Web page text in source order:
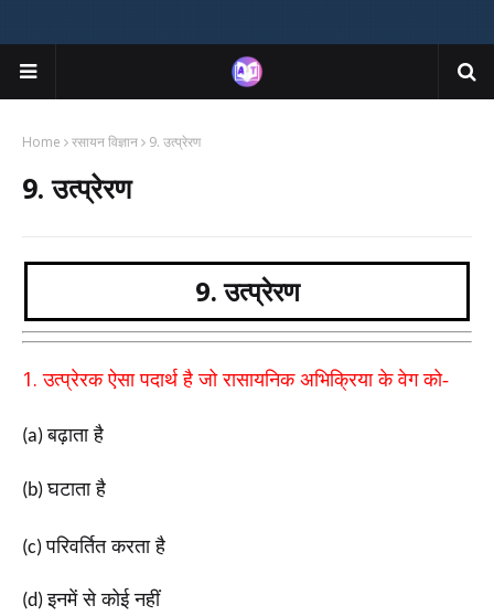
Home रसायन विज्ञान 9. उत्प्रेरण
9. उत्प्रेरण
9. उत्प्रेरण
1.उत्प्रेरक ऐसा पदार्थ है जो रासायनिक अभिक्रिया के वेग को-
(a)बढ़ाता है
(b)घटाता है
(c)परिवर्तित करता है
(d)इनमें से कोई नहीं